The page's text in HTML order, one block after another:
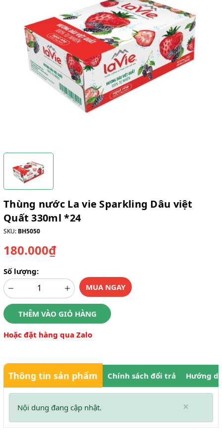
Thùng nước La vie Sparkling Dâu việt
Quất 330ml *24
SKU: BH5050
180.000₫
Số lượng:
MUA NGAY
THÊM VÀO GIỎ HÀNG
Hoặc đặt hàng qua Zalo
Thông tin sản phẩm Chính sách đổi trả Hướng
×
Nội dung đang cập nhật.